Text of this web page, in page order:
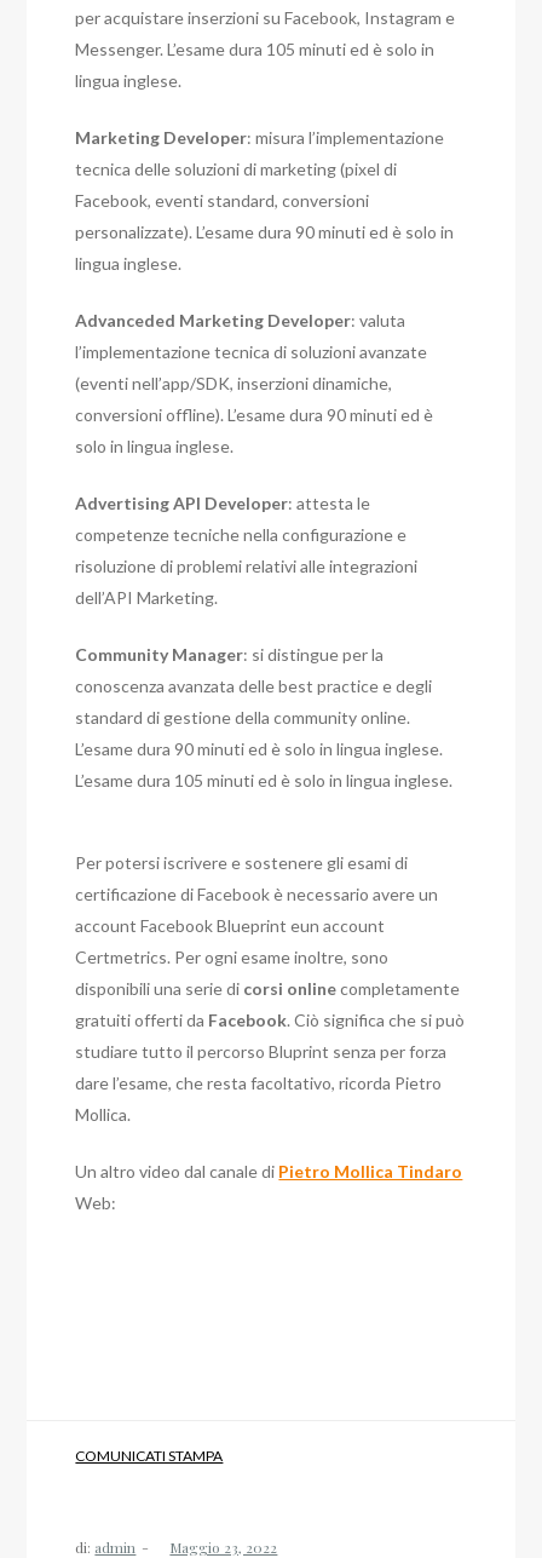
per acquistare inserzioni su Facebook, Instagram e
Messenger. L’esame dura 105 minuti ed è solo in
lingua inglese.
Marketing Developer: misura l’implementazione
tecnica delle soluzioni di marketing (pixel di
Facebook, eventi standard, conversioni
personalizzate). L’esame dura 90 minuti ed è solo in
lingua inglese.
Advanceded Marketing Developer: valuta
l’implementazione tecnica di soluzioni avanzate
(eventi nell’app/SDK, inserzioni dinamiche,
conversioni offline). L’esame dura 90 minuti ed è
solo in lingua inglese.
Advertising API Developer: attesta le
competenze tecniche nella configurazione e
risoluzione di problemi relativi alle integrazioni
dell’API Marketing.
Community Manager: si distingue per la
conoscenza avanzata delle best practice e degli
standard di gestione della community online.
L’esame dura 90 minuti ed è solo in lingua inglese.
L’esame dura 105 minuti ed è solo in lingua inglese.
Per potersi iscrivere e sostenere gli esami di
certificazione di Facebook è necessario avere un
account Facebook Blueprint eun account
Certmetrics. Per ogni esame inoltre, sono
disponibili una serie di corsi onlinecompletamente
gratuiti offerti da Facebook. Ciò significa che si può
studiare tutto il percorso Bluprint senza per forza
dare l’esame, che resta facoltativo, ricorda Pietro
Mollica.
Un altro video dal canale di Pietro Mollica Tindaro
Web:
COMUNICATI STAMPA
di: admin